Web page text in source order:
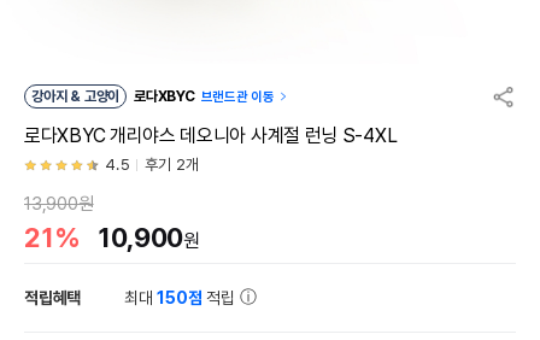
강아지 & 고양이 로다XBYC 브랜드관 이동
로다XBYC 개리야스 데오니아 사계절 런닝 S-4XL
4.5 후기 2개
13,900원
21% 10,900원
적립혜택 최대150점 적립